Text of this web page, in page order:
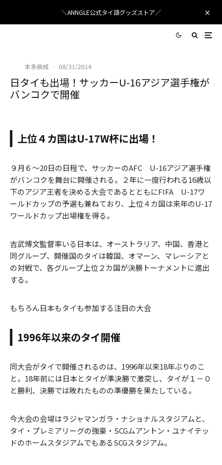
＼ANNGLE公式タイ語グッズストア／
本多辰成 · 08/31/2014
日タイも出場！サッカーU-16アジア選手権が
バンコクで開催
上位４カ国はU-17W杯に出場！
９月６〜20日の日程で、サッカーのAFC U-16アジア選手権
がバンコクを舞台に開催される。２年に一度行われる16歳以
下のアジア王者を決める大会であるとともにFIFA U-17ワ
ールドカップの予選も兼ねており、上位４カ国は来年のU-17
ワールドカップ出場権を得る。
吉武博文監督率いる日本は、オーストラリア、中国、香港と
同グループ、開催国のタイは韓国、オマーン、マレーシアと
の対戦で、各グループ上位２カ国が決勝トーナメントに進出
する。
もちろん日本もタイも参加する注目の大会
1996年以来のタイ開催
同大会がタイで開催されるのは、1996年以来18年ぶりのこ
と。18年前には日本とタイが準決勝で激突し、タイが１－０
と勝利、決勝では敗れたものの準優勝を果たしている。
今大会の会場はラジャマンガラ・ナショナルスタジアムと、
タイ・プレミアリーグの強豪・SCGムアントン・ユナイテッ
ドのホームスタジアムでもあるSCGスタジアム。